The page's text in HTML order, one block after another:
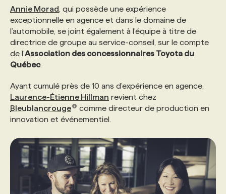
NOS TARIFS
PROGRAMMES DE SUBVENTIONS
ANNONCEZ AVEC NOUS
ANNONCEZ AVEC NOUS
Annie Morad , qui possède une expérience
exceptionnelle en agence et dans le domaine de
l’automobile, se joint également à l’équipe à titre de
directrice de groupe au service-conseil, sur le compte
de l’Association des concessionnaires Toyota du
Québec.
Ayant cumulé près de 10 ans d’expérience en agence,
Laurence-Étienne Hillman revient chez
Bleublancrouge
comme directeur de production en
innovation et événementiel.